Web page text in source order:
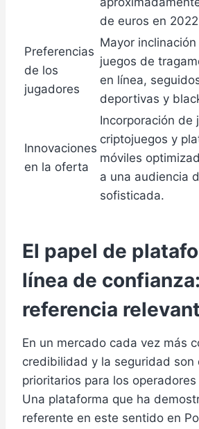
de euros en
Preferencias
de los
jugadores
Mayor
juegos de
en línea,
deportivas y
Innovaciones
en la oferta
Incorporación de
criptojuegos y
móviles
a una audiencia
sofisticada.
El papel de
línea de
referencia
En un mercado cada vez más
credibilidad y la seguridad son
prioritarios para los
Una plataforma que ha
referente en este sentido en